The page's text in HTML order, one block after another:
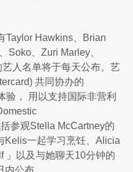
Taylor Hawkins、Brian
Soko、Zuri Marley、
人名单将于每天公布。艺
共同协办的
， 用以支持国际非营利
参观Stella McCartney的
Kelis一起学习烹饪、Alicia
」以及与她聊天10分钟的
公布。